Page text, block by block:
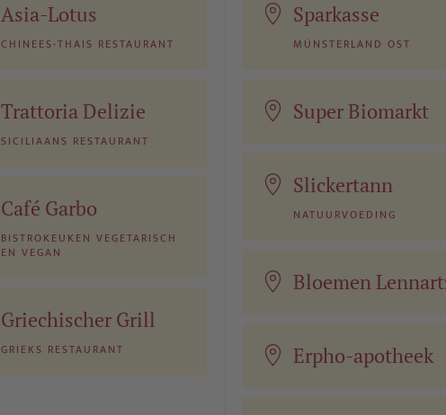
Asia-Lotus
CHINEES-THAIS RESTAURANT
Trattoria Delizie
SICILIAANS RESTAURANT
Café Garbo
BISTROKEUKEN VEGETARISCH
EN VEGAN
Griechischer Grill
GRIEKS RESTAURANT
Sparkasse
MÜNSTERLAND OST
Super Biomarkt
Slickertann
NATUURVOEDING
Bloemen
Erpho-apotheek